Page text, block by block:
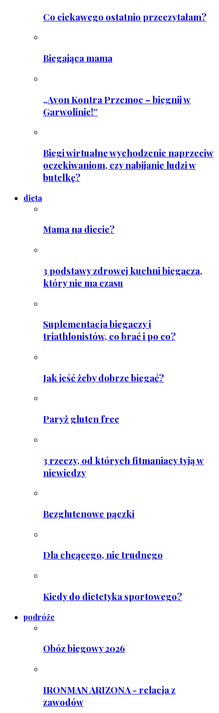
Co ciekawego ostatnio przeczytałam?
Biegająca mama
„Avon Kontra Przemoc – biegnij w
Garwolinie!”
Biegi wirtualne wychodzenie naprzeciw
oczekiwaniom, czy nabijanie ludzi w
butelkę?
dieta
Mama na diecie?
3 podstawy zdrowej kuchni biegacza,
który nie ma czasu
Suplementacja biegaczy i
triathlonistów, co brać i po co?
Jak jeść żeby dobrze biegać?
Paryż gluten free
3 rzeczy, od których fitmaniacy tyją w
niewiedzy
Bezglutenowe pączki
Dla chcącego, nic trudnego
Kiedy do dietetyka sportowego?
podróże
Obóz biegowy 2026
IRONMAN ARIZONA - relacja z
zawodów